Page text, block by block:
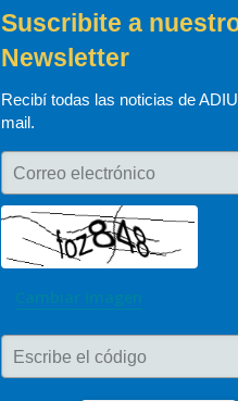
Suscribite a
Newsletter
Recibí todas las noticias de
mail.
Correo electrónico
Cambiar imagen
Escribe el código